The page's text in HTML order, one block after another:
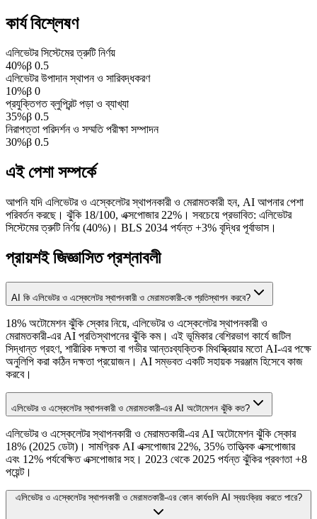
কার্য বিশ্লেষণ
এলিভেটর সিস্টেমের ত্রুটি নির্ণয়
40%β 0.5
এলিভেটর উপাদান স্থাপন ও সারিবদ্ধকরণ
10%β 0
প্রযুক্তিগত ব্লুপ্রিন্ট পড়া ও ব্যাখ্যা
35%β 0.5
নিরাপত্তা পরিদর্শন ও সম্মতি পরীক্ষা সম্পাদন
30%β 0.5
এই পেশা সম্পর্কে
আপনি যদি এলিভেটর ও এস্কেলেটর স্থাপনকারী ও মেরামতকারী হন, AI আপনার পেশা
পরিবর্তন করছে। ঝুঁকি 18/100, এক্সপোজার 22%। সবচেয়ে প্রভাবিত: এলিভেটর
সিস্টেমের ত্রুটি নির্ণয় (40%)। BLS 2034 পর্যন্ত +3% বৃদ্ধির পূর্বাভাস।
প্রায়শই জিজ্ঞাসিত প্রশ্নাবলী
AI কি এলিভেটর ও এস্কেলেটর স্থাপনকারী ও মেরামতকারী-কে প্রতিস্থাপন করবে?
18% অটোমেশন ঝুঁকি স্কোর নিয়ে, এলিভেটর ও এস্কেলেটর স্থাপনকারী ও
মেরামতকারী-এর AI প্রতিস্থাপনের ঝুঁকি কম। এই ভূমিকার বেশিরভাগ কার্যে জটিল
সিদ্ধান্ত গ্রহণ, শারীরিক দক্ষতা বা গভীর আন্তঃব্যক্তিক মিথস্ক্রিয়ার মতো AI-এর পক্ষে
অনুলিপি করা কঠিন দক্ষতা প্রয়োজন। AI সম্ভবত একটি সহায়ক সরঞ্জাম হিসেবে কাজ
করবে।
এলিভেটর ও এস্কেলেটর স্থাপনকারী ও মেরামতকারী-এর AI অটোমেশন ঝুঁকি কত?
এলিভেটর ও এস্কেলেটর স্থাপনকারী ও মেরামতকারী-এর AI অটোমেশন ঝুঁকি স্কোর
18% (2025 ডেটা)। সামগ্রিক AI এক্সপোজার 22%, 35% তাত্ত্বিক এক্সপোজার
এবং 12% পর্যবেক্ষিত এক্সপোজার সহ। 2023 থেকে 2025 পর্যন্ত ঝুঁকির প্রবণতা +8
পয়েন্ট।
এলিভেটর ও এস্কেলেটর স্থাপনকারী ও মেরামতকারী-এর কোন কার্যগুলি AI স্বয়ংক্রিয় করতে পারে?